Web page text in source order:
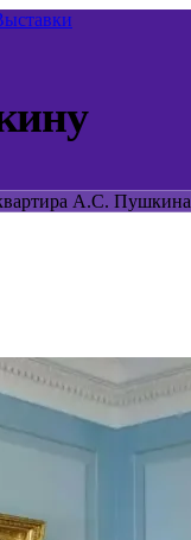
А.С. Пушкина